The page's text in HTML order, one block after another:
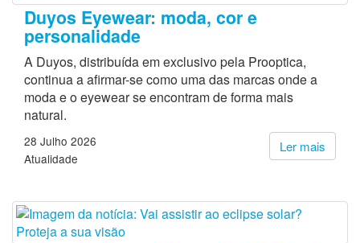
Duyos Eyewear: moda, cor e
personalidade
A Duyos, distribuída em exclusivo pela Prooptica,
continua a afirmar-se como uma das marcas onde a
moda e o eyewear se encontram de forma mais
natural.
Ler mais
28 Julho 2026
Atualidade